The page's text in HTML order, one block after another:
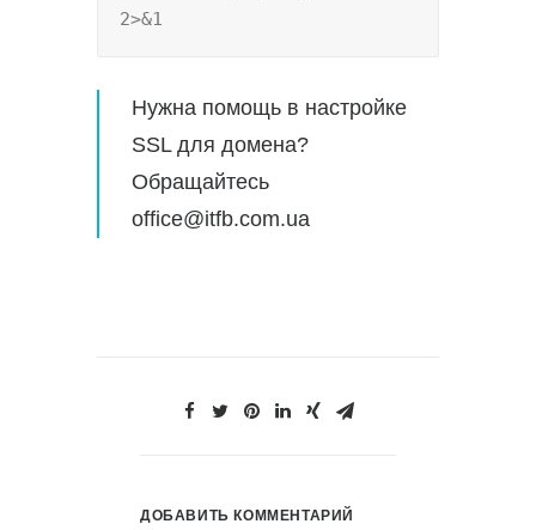
2>&1
Нужна помощь в настройке
SSL для домена?
Обращайтесь
office@itfb.com.ua
ДОБАВИТЬ КОММЕНТАРИЙ